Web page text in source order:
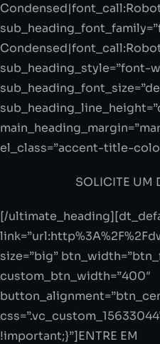
sub_heading_style=”font-
el_class=”accent-title-
SOLICITE UM
[/
size=”big”
custom_btn_width=”400″
!important;}”]ENTRE EM